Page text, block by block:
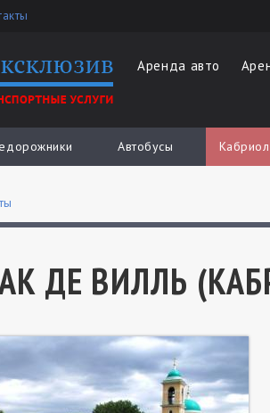
Аренда авто
Автобусы
ДЕ ВИЛЛЬ